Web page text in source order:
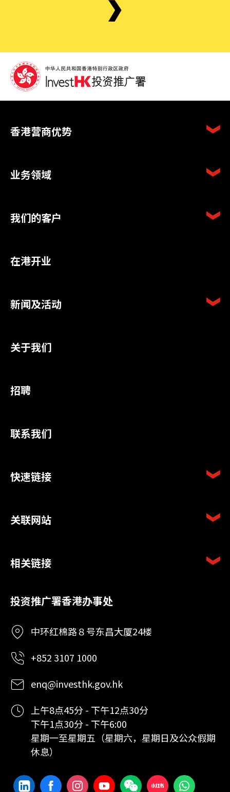
香港营商优势
业务领域
我们的客户
在港开业
新闻及活动
关于我们
招聘
联系我们
快速链接
关联网站
相关链接
投资推广署香港办事处
中环红棉路８号东昌大厦24楼
+852 3107 1000
enq@investhk.gov.hk
上午8点45分 - 下午12点30分
下午1点30分 - 下午6:00
星期一至星期五（星期六，星期日及公众假期
休息）